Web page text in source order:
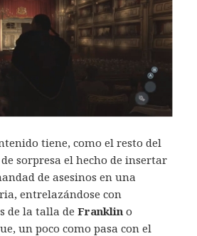
tiene, como el resto del
sorpresa el hecho de insertar
de asesinos en una
entrelazándose con
de la talla deFranklin o
un poco como pasa con el